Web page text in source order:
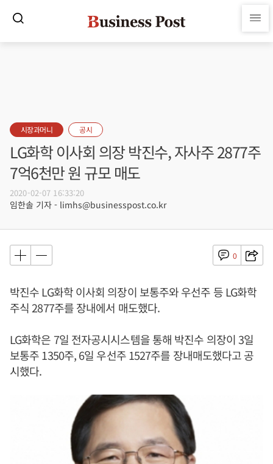
시장과머니 공시
LG화학 이사회 의장 박진수, 자사주 2877주
7억6천만 원 규모 매도
2020-02-07 16:33:20
임한솔 기자 - limhs@businesspost.co.kr
0
박진수 LG화학 이사회 의장이 보통주와 우선주 등 LG화학
주식 2877주를 장내에서 매도했다.
LG화학은 7일 전자공시시스템을 통해 박진수 의장이 3일
보통주 1350주, 6일 우선주 1527주를 장내매도했다고 공
시했다.